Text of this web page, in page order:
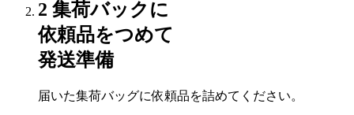
2 集荷バックに
依頼品をつめて
発送準備
届いた集荷バッグに依頼品を詰めてください。